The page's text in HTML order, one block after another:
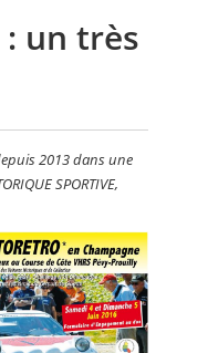
: un très
2013 dans une
SPORTIVE,